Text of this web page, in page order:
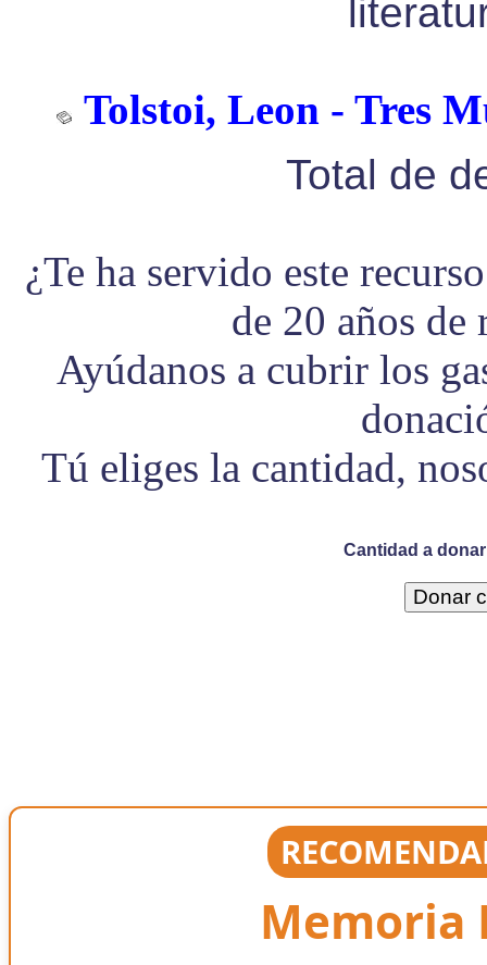
Tolstoi, Leon - Tres
Total de
¿Te ha servido este
de 20 años
Ayúdanos a cubrir los
Tú eliges la cantidad,
Cantidad a
Memoria